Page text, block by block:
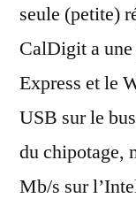
seule (petite)
CalDigit a
Express et le
USB sur le
du chipotage,
Mb/s sur